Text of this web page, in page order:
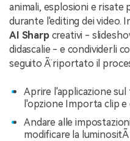
animali, esplosioni e risate
durante l'editing dei video.
AI Sharpcreativi -
didascalie - e condividerli
seguito Ã¨ riportato il
Aprire l'applicazione
l'opzione Importa clip
Andare alle
modificare la